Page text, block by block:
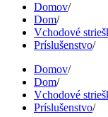
Domov/
Dom/
Vchodové
Príslušenstvo/
Domov/
Dom/
Vchodové
Príslušenstvo/